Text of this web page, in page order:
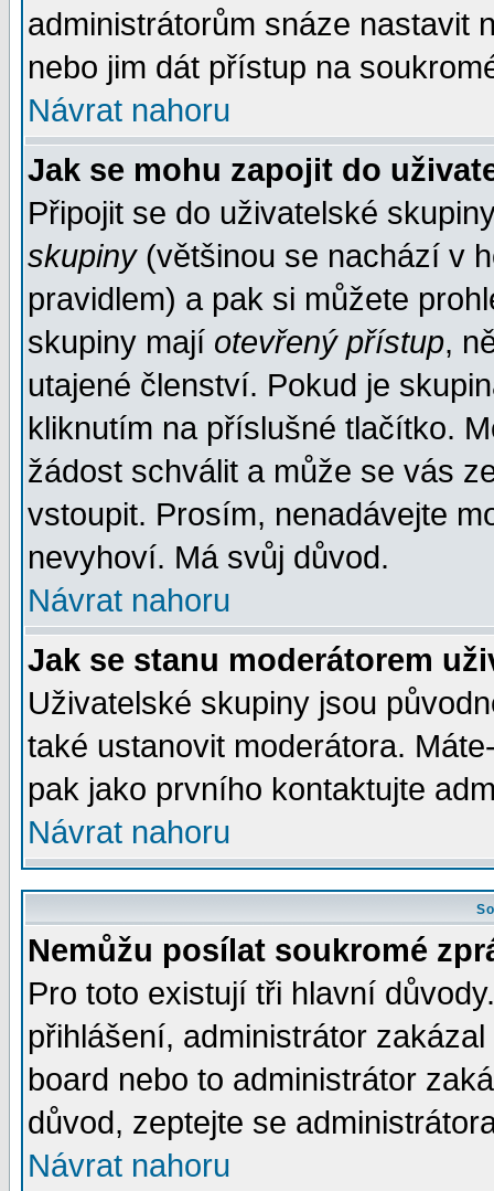
administrátorům snáze nastavit
nebo jim dát přístup na
Návrat nahoru
Jak se mohu zapojit do
Připojit se do uživatelské
skupiny(většinou se nachází v
pravidlem) a pak si můžete
skupiny mají otevřený přístup,
utajené členství. Pokud je
kliknutím na příslušné tlačítko.
žádost schválit a může se vás
vstoupit. Prosím, nenadávejte
nevyhoví. Má svůj důvod.
Návrat nahoru
Jak se stanu moderátorem
Uživatelské skupiny jsou
také ustanovit moderátora.
pak jako prvního kontaktujte
Návrat nahoru
Nemůžu posílat soukromé
Pro toto existují tři hlavní
přihlášení, administrátor
board nebo to administrátor
důvod, zeptejte se
Návrat nahoru